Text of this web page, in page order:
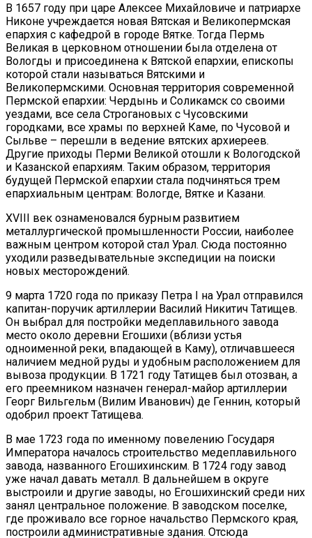
В 1657 году при царе Алексее Михайловиче и патриархе
Никоне учреждается новая Вятская и Великопермская
епархия с кафедрой в городе Вятке. Тогда Пермь
Великая в церковном отношении была отделена от
Вологды и присоединена к Вятской епархии, епископы
которой стали называться Вятскими и
Великопермскими. Основная территория современной
Пермской епархии: Чердынь и Соликамск со своими
уездами, все села Строгановых с Чусовскими
городками, все храмы по верхней Каме, по Чусовой и
Сыльве – перешли в ведение вятских архиереев.
Другие приходы Перми Великой отошли к Вологодской
и Казанской епархиям. Таким образом, территория
будущей Пермской епархии стала подчиняться трем
епархиальным центрам: Вологде, Вятке и Казани.
XVIII век ознаменовался бурным развитием
металлургической промышленности России, наиболее
важным центром которой стал Урал. Сюда постоянно
уходили разведывательные экспедиции на поиски
новых месторождений.
9 марта 1720 года по приказу Петра I на Урал отправился
капитан-поручик артиллерии Василий Никитич Татищев.
Он выбрал для постройки медеплавильного завода
место около деревни Егошихи (вблизи устья
одноименной реки, впадающей в Каму), отличавшееся
наличием медной руды и удобным расположением для
вывоза продукции. В 1721 году Татищев был отозван, а
его преемником назначен генерал-майор артиллерии
Георг Вильгельм (Вилим Иванович) де Геннин, который
одобрил проект Татищева.
В мае 1723 года по именному повелению Государя
Императора началось строительство медеплавильного
завода, названного Егошихинским. В 1724 году завод
уже начал давать металл. В дальнейшем в округе
выстроили и другие заводы, но Егошихинский среди них
занял центральное положение. В заводском поселке,
где проживало все горное начальство Пермского края,
построили административные здания. Отсюда